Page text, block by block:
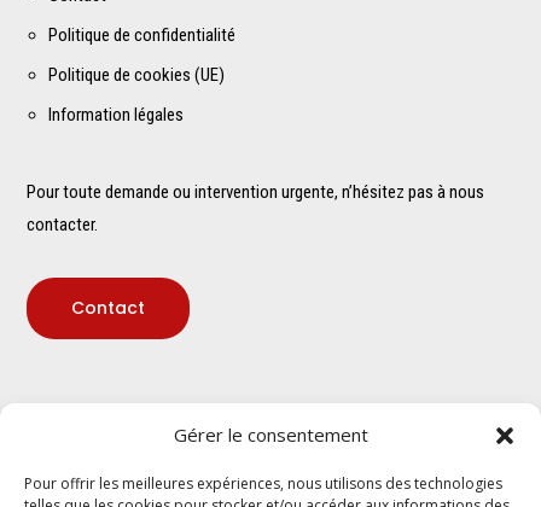
Gérer le consentement
Pour offrir les meilleures expériences, nous utilisons des technologies
Politique de confidentialité
Politique de cookies (UE)
Information légales
Pour toute demande ou intervention urgente, n’hésitez pas à nous
contacter.
Contact
Adresse